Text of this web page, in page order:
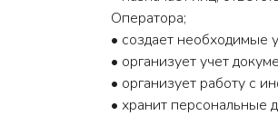
Оператора;
• создает необходимые
• организует учет
• организует работу с
• хранит персональные